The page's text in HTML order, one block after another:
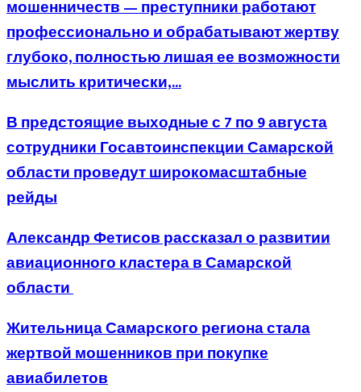
мошенничеств — преступники работают
профессионально и обрабатывают жертву
глубоко, полностью лишая ее возможности
мыслить критически,...
В предстоящие выходные с 7 по 9 августа
сотрудники Госавтоинспекции Самарской
области проведут широкомасштабные
рейды
Александр Фетисов рассказал о развитии
авиационного кластера в Самарской
области
Жительница Самарского региона стала
жертвой мошенников при покупке
авиабилетов